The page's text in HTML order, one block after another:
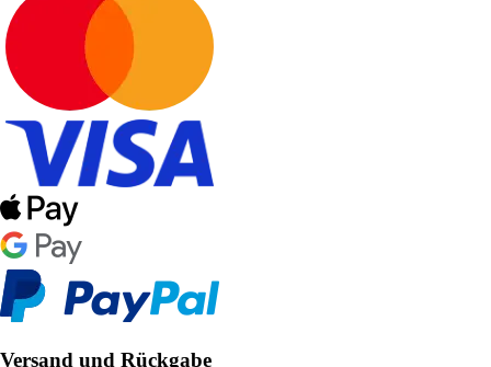
Versand und Rückgabe